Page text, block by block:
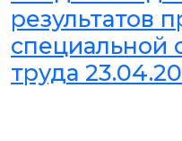
результатов
специальной
труда